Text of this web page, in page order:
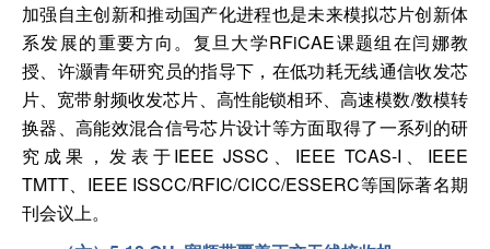
加强自主创新和推动国产化进程也是未来模拟芯片创新体
系发展的重要方向。复旦大学RFiCAE课题组在闫娜教
授、 许灏青年研究员的指导下，在低功耗无线通信收发芯
片、宽带射频收发芯片、高性能锁相环、高速模数/数模转
换器、高能效混合信号芯片设计等方面取得了一系列的研
究成果，发表于IEEEJSSC 、IEEETCAS-I 、IEEE
TMTT、IEEE ISSCC/RFIC/CICC/ESSERC等国际著名期
刊会议上。